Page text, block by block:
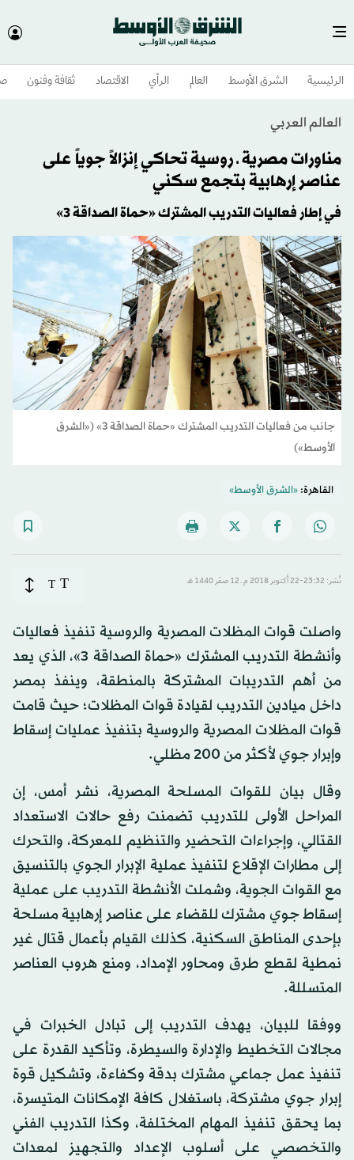
الرئيسية الشرق الأوسط​ العالم الرأي الاقتصاد ثقافة وفنون
العالم العربي
مناورات مصرية ـ روسية تحاكي إنزالاً جوياً على
عناصر إرهابية بتجمع سكني
في إطار فعاليات التدريب المشترك «حماة الصداقة 3»
جانب من فعاليات التدريب المشترك «حماة الصداقة 3» («الشرق
الأوسط»)
القاهرة:«الشرق الأوسط»
نُشر: 23:32-22 أكتوبر 2018 م ـ 12 صفَر 1440 هـ T
T
واصلت قوات المظلات المصرية والروسية تنفيذ فعاليات
وأنشطة التدريب المشترك «حماة الصداقة 3»، الذي يعد
من أهم التدريبات المشتركة بالمنطقة، وينفذ بمصر
داخل ميادين التدريب لقيادة قوات المظلات؛ حيث قامت
قوات المظلات المصرية والروسية بتنفيذ عمليات إسقاط
وإبرار جوي لأكثر من 200 مظلي.
وقال بيان للقوات المسلحة المصرية، نشر أمس، إن
المراحل الأولى للتدريب تضمنت رفع حالات الاستعداد
القتالي، وإجراءات التحضير والتنظيم للمعركة، والتحرك
إلى مطارات الإقلاع لتنفيذ عملية الإبرار الجوي بالتنسيق
مع القوات الجوية، وشملت الأنشطة التدريب على عملية
إسقاط جوي مشترك للقضاء على عناصر إرهابية مسلحة
بإحدى المناطق السكنية، كذلك القيام بأعمال قتال غير
نمطية لقطع طرق ومحاور الإمداد، ومنع هروب العناصر
المتسللة.
ووفقا للبيان، يهدف التدريب إلى تبادل الخبرات في
مجالات التخطيط والإدارة والسيطرة، وتأكيد القدرة على
تنفيذ عمل جماعي مشترك بدقة وكفاءة، وتشكيل قوة
إبرار جوي مشتركة، باستغلال كافة الإمكانات المتيسرة،
بما يحقق تنفيذ المهام المختلفة، وكذا التدريب الفني
والتخصصي على أسلوب الإعداد والتجهيز لمعدات